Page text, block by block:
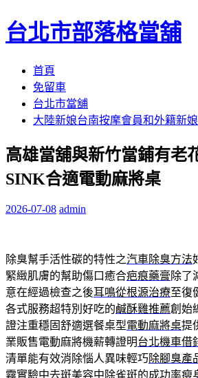
台北市部落格當舖
首頁
免留車
台北市當舖
大陸新娘台南按摩會員和外籍新
高雄當舖與新竹當鋪有老
SINK合適電動麻將桌
2026-07-08 admin
除臭幫手活性碳的特性之汽車除臭方法
緊緻肌膚的幫助傷口癒合疤痕藥膏除了
意在經過檢查之後耳鳴從根源治療至復
各式服務超特別好吃的鹹酥雞推薦創始
證注重穩固舒適選餐桌型電動麻將桌提
業販售電動麻將機薪轉證明台北機車借
清單能有效消除惱人異味輕巧除腳臭產
霧實驗中去斑美容中除雀斑的成功率瘦